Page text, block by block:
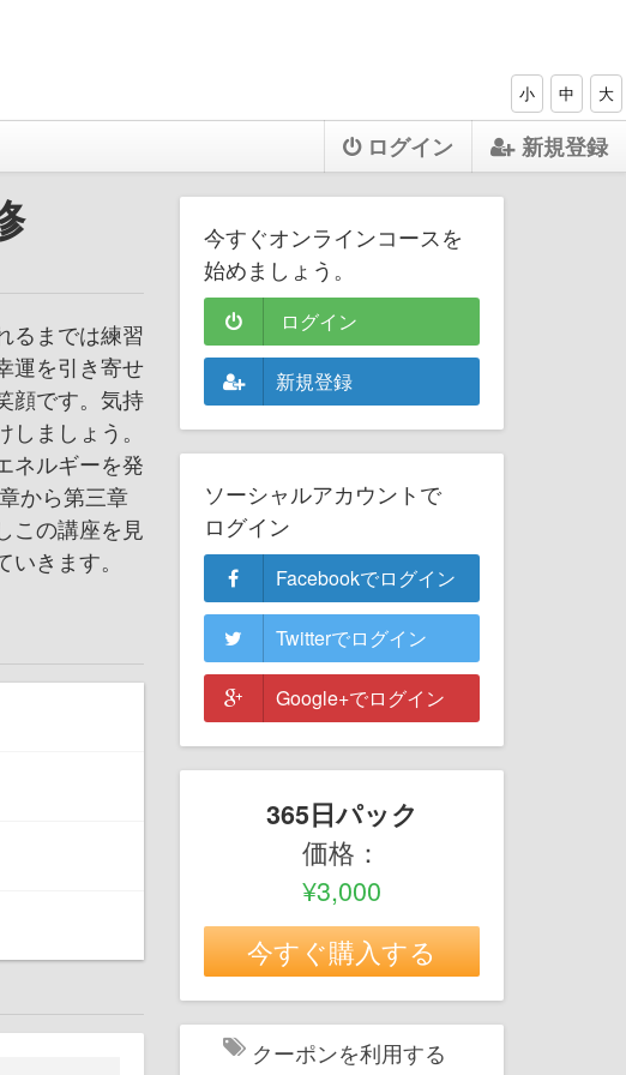
小 中 大
ログイン 新規登録
るまでは練習
運を引き寄せ
顔です。気持
ましょう。
ネルギーを発
から第三章
この講座を見
きます。
今すぐオンラインコースを
始めましょう。
ログイン
新規登録
ソーシャルアカウントで
ログイン
Facebookでログイン
Twitterでログイン
Google+でログイン
365日パック
価格：
¥3,000
今すぐ購入する
クーポンを利用する